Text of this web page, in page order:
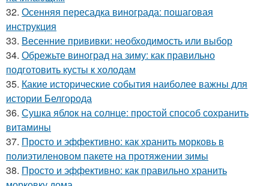
32. Осенняя пересадка винограда: пошаговая
инструкция
33. Весенние прививки: необходимость или выбор
34. Обрежьте виноград на зиму: как правильно
подготовить кусты к холодам
35. Какие исторические события наиболее важны для
истории Белгорода
36. Сушка яблок на солнце: простой способ сохранить
витамины
37. Просто и эффективно: как хранить морковь в
полиэтиленовом пакете на протяжении зимы
38. Просто и эффективно: как правильно хранить